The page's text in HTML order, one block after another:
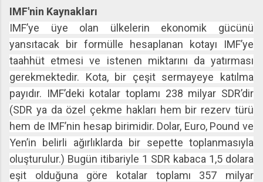
IMF'nin Kaynakları
IMF’ye üye olan ülkelerin ekonomik gücünü
yansıtacak bir formülle hesaplanan kotayı IMF’ye
taahhüt etmesi ve istenen miktarını da yatırması
gerekmektedir. Kota, bir çeşit sermayeye katılma
payıdır. IMF’deki kotalar toplamı 238 milyar SDR’dir
(SDR ya da özel çekme hakları hem bir rezerv türü
hem de IMF’nin hesap birimidir. Dolar, Euro, Pound ve
Yen’in belirli ağırlıklarda bir sepette toplanmasıyla
oluşturulur.) Bugün itibariyle 1 SDR kabaca 1,5 dolara
eşit olduğuna göre kotalar toplamı 357 milyar